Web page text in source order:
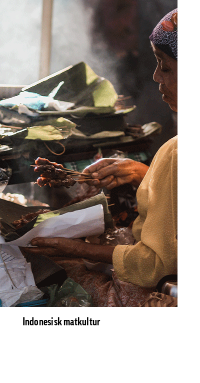
Indonesisk matkultur